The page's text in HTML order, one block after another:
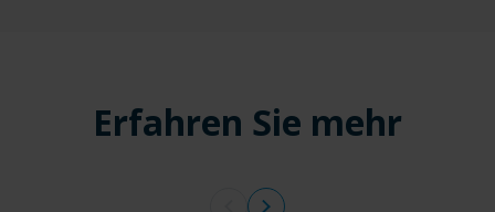
Erfahren Sie mehr